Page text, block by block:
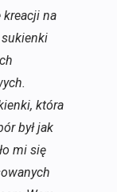
kreacji na
sukienki
która
był jak
mi się